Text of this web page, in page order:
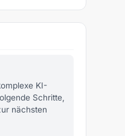
KI-
Schritte,
nächsten